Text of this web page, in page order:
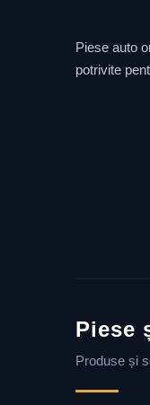
Piese auto
potrivite
Piese
Produse și